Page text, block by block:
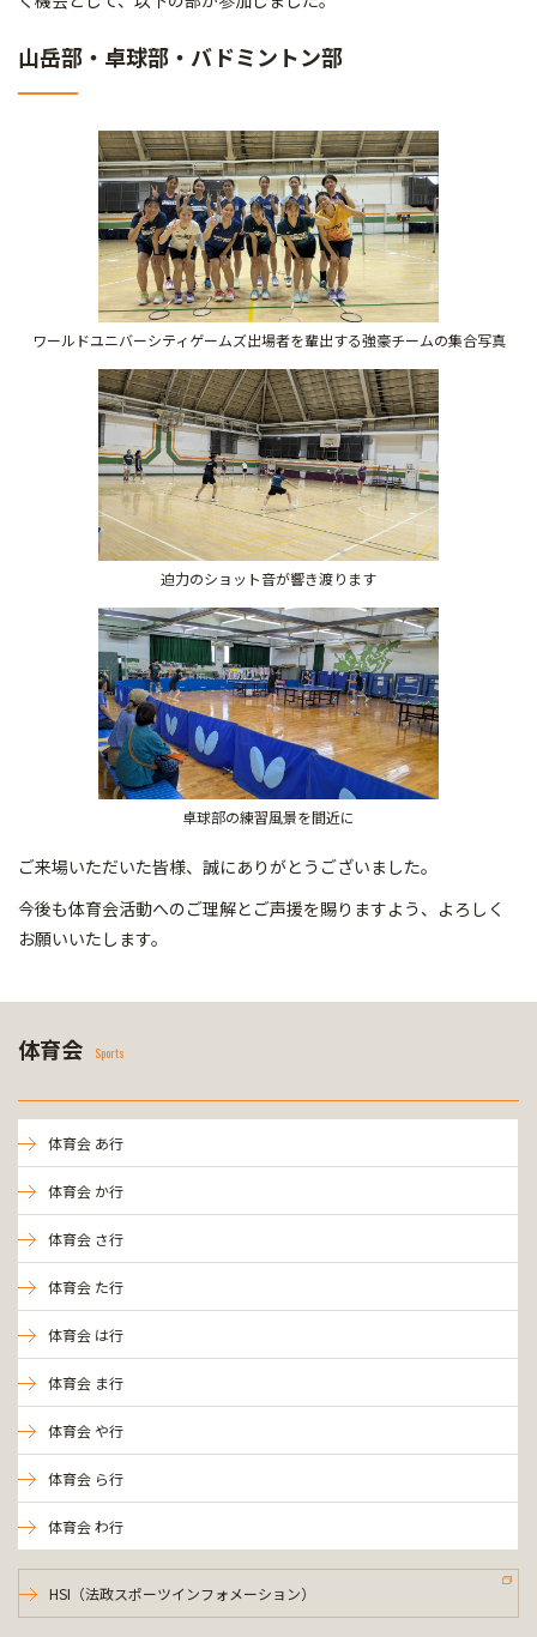
山岳部・卓球部・バドミントン部
ワールドユニバーシティゲームズ出場者を輩出する強豪チームの集合写真
迫力のショット音が響き渡ります
卓球部の練習風景を間近に
ご来場いただいた皆様、誠にありがとうございました。
今後も体育会活動へのご理解とご声援を賜りますよう、よろしく
お願いいたします。
体育会 Sports
体育会 あ行
体育会 か行
体育会 さ行
体育会 た行
体育会 は行
体育会 ま行
体育会 や行
体育会 ら行
体育会 わ行
HSI（法政スポーツインフォメーション）